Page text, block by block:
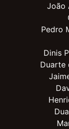
João
Pedro
Dinis
Duarte